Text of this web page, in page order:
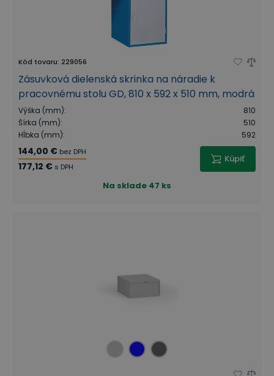
Kód tovaru: 229056
Zásuvková dielenská skrinka na náradie k
pracovnému stolu GD, 810 x 592 x 510 mm, modrá
Výška (mm):
810
Šírka (mm):
510
Hĺbka (mm): 592
144,00 € bez DPH
177,12 € s DPH
Kúpiť
Na sklade 47 ks